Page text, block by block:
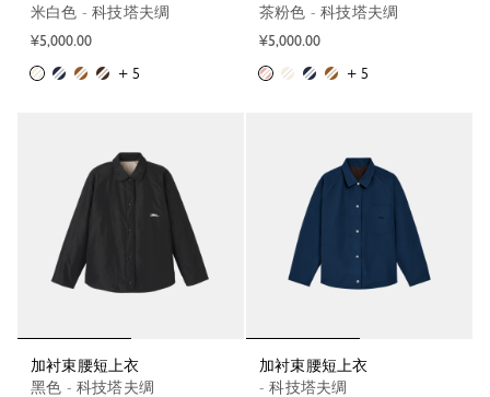
米白色 - 科技塔夫绸
¥5,000.00
+ 5
茶粉色 - 科技塔夫绸
¥5,000.00
+ 5
加衬束腰短上衣
黑色 - 科技塔夫绸
加衬束腰短上衣
- 科技塔夫绸